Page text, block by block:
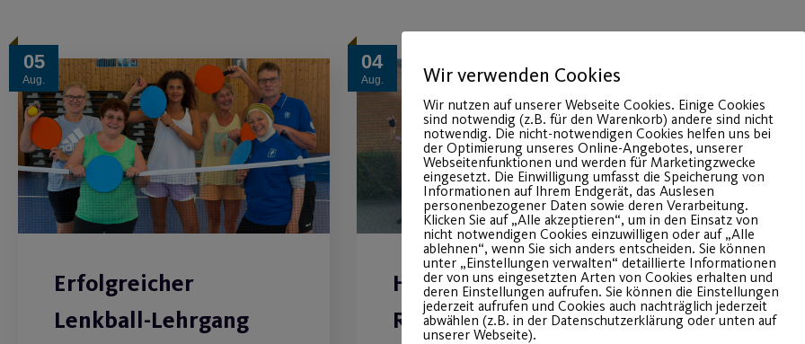
05
Aug.
Erfolgreicher
Lenkball-Lehrgang
04
Aug.
Hitzeschlacht auf zwei
Rädern
Post
Wir verwenden Cookies
Wir nutzen auf unserer Webseite Cookies. Einige Cookies
sind notwendig (z.B. für den Warenkorb) andere sind nicht
notwendig. Die nicht-notwendigen Cookies helfen uns bei
der Optimierung unseres Online-Angebotes, unserer
Webseitenfunktionen und werden für Marketingzwecke
eingesetzt. Die Einwilligung umfasst die Speicherung von
Informationen auf Ihrem Endgerät, das Auslesen
personenbezogener Daten sowie deren Verarbeitung.
Klicken Sie auf „Alle akzeptieren“, um in den Einsatz von
nicht notwendigen Cookies einzuwilligen oder auf „Alle
ablehnen“, wenn Sie sich anders entscheiden. Sie können
unter „Einstellungen verwalten“ detaillierte Informationen
der von uns eingesetzten Arten von Cookies erhalten und
deren Einstellungen aufrufen. Sie können die Einstellungen
jederzeit aufrufen und Cookies auch nachträglich jederzeit
abwählen (z.B. in der Datenschutzerklärung oder unten auf
unserer Webseite).